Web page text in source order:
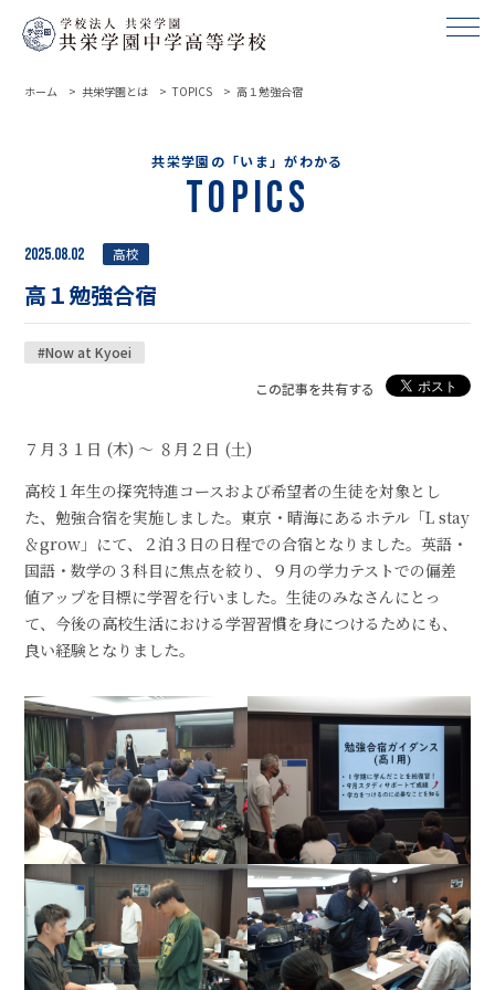
ホーム 共栄学園とは TOPICS 高１勉強合宿
共栄学園の「いま」がわかる
Topics
2025.08.02 高校
高１勉強合宿
#Now at Kyoei
この記事を共有する
７月３１日 (木) ～ ８月２日 (土)
高校１年生の探究特進コースおよび希望者の生徒を対象とし
た、勉強合宿を実施しました。東京・晴海にあるホテル「L stay
＆grow」にて、２泊３日の日程での合宿となりました。英語・
国語・数学の３科目に焦点を絞り、９月の学力テストでの偏差
値アップを目標に学習を行いました。生徒のみなさんにとっ
て、今後の高校生活における学習習慣を身につけるためにも、
良い経験となりました。